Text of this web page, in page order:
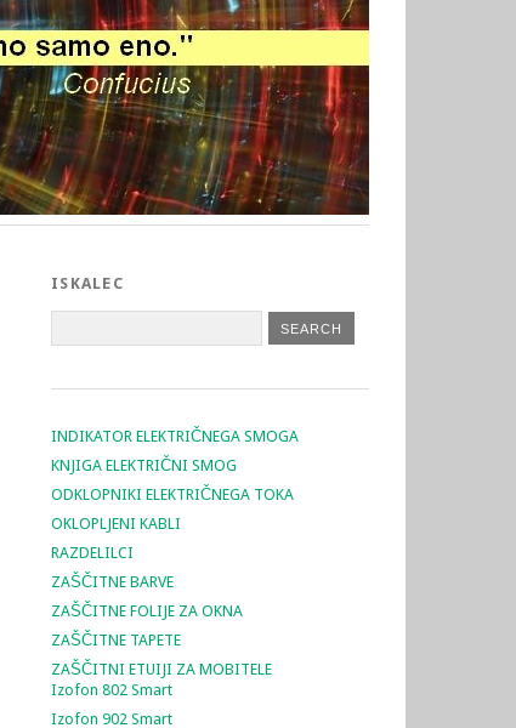
ISKALEC
INDIKATOR ELEKTRIČNEGA SMOGA
KNJIGA ELEKTRIČNI SMOG
ODKLOPNIKI ELEKTRIČNEGA TOKA
OKLOPLJENI KABLI
RAZDELILCI
ZAŠČITNE BARVE
ZAŠČITNE FOLIJE ZA OKNA
ZAŠČITNE TAPETE
ZAŠČITNI ETUIJI ZA MOBITELE
Izofon 802 Smart
Izofon 902 Smart